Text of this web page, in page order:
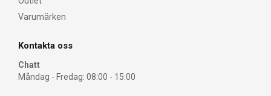
Varumärken
Kontakta oss
Chatt
Måndag - Fredag: 08:00 - 15:00